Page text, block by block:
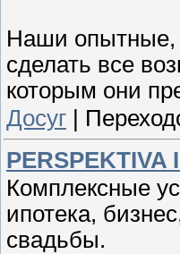
Наши опытные,
сделать все
которым они
Досуг |
Комплексные
ипотека,
свадьбы.